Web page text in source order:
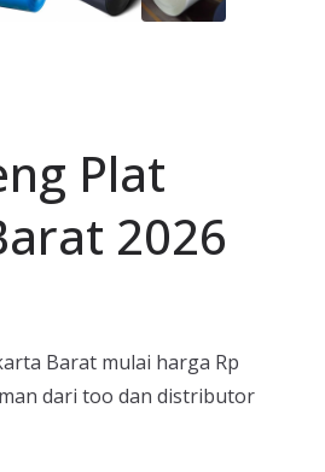
Plat
2026
Barat mulai harga Rp
dari too dan distributor